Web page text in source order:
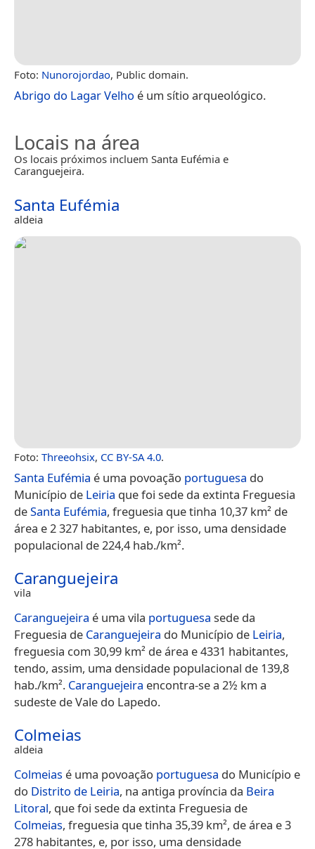
Foto: Nunorojordao, Public domain.
Abrigo do Lagar Velho é um sítio arqueológico.
Locais na área
Os locais próximos incluem Santa Eufémia e
Caranguejeira.
Santa Eufémia
aldeia
Foto: Threeohsix, CC BY-SA 4.0.
Santa Eufémia é uma povoação portuguesa do
Município de Leiria que foi sede da extinta Freguesia
deSanta Eufémia, freguesia que tinha 10,37 km² de
área e 2 327 habitantes, e, por isso, uma densidade
populacional de 224,4 hab./km².
Caranguejeira
vila
Caranguejeira é uma vila portuguesa sede da
Freguesia de Caranguejeira do Município de Leiria,
freguesia com 30,99 km² de área e 4331 habitantes,
tendo, assim, uma densidade populacional de 139,8
hab./km². Caranguejeira encontra-se a 2½ km a
sudeste de Vale do Lapedo.
Colmeias
aldeia
Colmeias é uma povoação portuguesa do Município e
do Distrito de Leiria, na antiga província da Beira
Litoral, que foi sede da extinta Freguesia de
Colmeias, freguesia que tinha 35,39 km², de área e 3
278 habitantes, e, por isso, uma densidade